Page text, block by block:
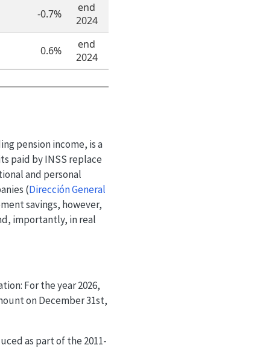
-0.7%
end
2024
0.6%
end
2024
pension income, is a
paid by INSS replace
and personal
(Dirección General
savings, however,
importantly, in real
For the year 2026,
on December 31st,
as part of the 2011-